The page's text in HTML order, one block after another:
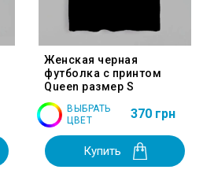
Женская черная
футболка с принтом
Queen размер S
ВЫБРАТЬ
ЦВЕТ
370 грн
Купить